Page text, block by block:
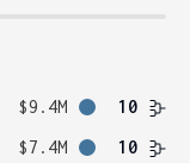
$9.4M
10
$7.4M 10